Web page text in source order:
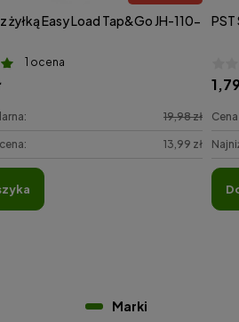
żyłką Easy Load Tap&Go JH-110-
1 ocena
19,98 zł
13,99 zł
PST
Marki